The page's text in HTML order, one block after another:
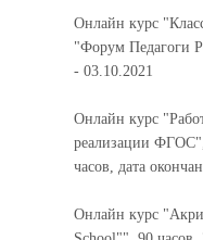
Онлайн курс
"Форум Педагоги
- 03.10.2021
Онлайн курс
реализации
часов, дата
Онлайн курс